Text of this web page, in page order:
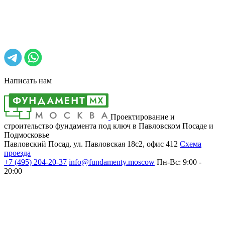
Написать нам
Проектирование и
строительство фундамента под ключ в Павловском Посаде и
Подмосковье
Павловский Посад, ул. Павловская 18с2, офис 412 Cхема
проезда
+7 (495) 204-20-37 info@fundamenty.moscow Пн-Вс: 9:00 -
20:00